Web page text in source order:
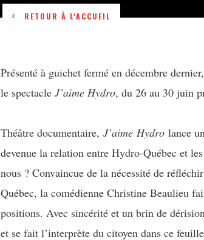
RETOUR À L'ACCUEIL
Présenté à guichet fermé en décembre
le spectacle J’aime Hydro, du 26 au 30 juin
Théâtre documentaire, J’aime Hydro lance
devenue la relation entre Hydro-Québec et
nous ? Convaincue de la nécessité de
Québec, la comédienne Christine Beaulieu
positions. Avec sincérité et un brin de
et se fait l’interprète du citoyen dans ce